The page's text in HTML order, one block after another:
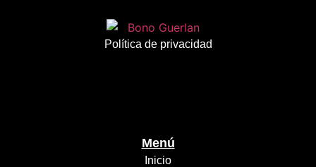
Política de privacidad
Menú
Inicio